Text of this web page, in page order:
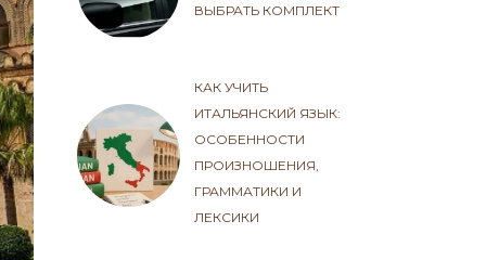
ВЫБРАТЬ КОМПЛЕКТ
КАК УЧИТЬ
ИТАЛЬЯНСКИЙ ЯЗЫК:
ОСОБЕННОСТИ
ПРОИЗНОШЕНИЯ,
ГРАММАТИКИ И
ЛЕКСИКИ